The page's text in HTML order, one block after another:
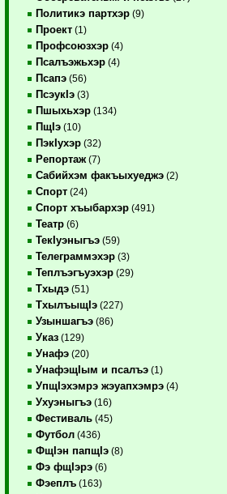
Политикэ партхэр (9)
Проект (1)
Профсоюзхэр (4)
Псалъэжьхэр (4)
Псапэ (56)
ПсэукIэ (3)
Пшыхьхэр (134)
ПщIэ (10)
ПэкIухэр (32)
Репортаж (7)
Сабийхэм факъыхуеджэ (2)
Спорт (24)
Спорт хъыбархэр (491)
Театр (6)
ТекIуэныгъэ (59)
Телеграммэхэр (3)
Теплъэгъуэхэр (29)
Тхыдэ (51)
ТхылъыщIэ (227)
Узыншагъэ (86)
Указ (129)
Унафэ (20)
УнафэщIым и псалъэ (1)
УпщIэхэмрэ жэуапхэмрэ (4)
Ухуэныгъэ (16)
Фестиваль (45)
Футбол (436)
ФщIэн папщIэ (8)
Фэ фщIэрэ (6)
Фэеплъ (163)